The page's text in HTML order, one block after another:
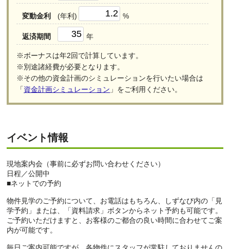
変動金利 (年利) %
返済期間 年
※ボーナスは年2回で計算しています。
※別途諸経費が必要となります。
※その他の資金計画のシミュレーションを行いたい場合は
「資金計画シミュレーション 」をご利用ください。
イベント情報
現地案内会（事前に必ずお問い合わせください）
日程／公開中
■ネットでの予約
物件見学のご予約について、お電話はもちろん、しずなび内の「見
学予約」または、「資料請求」ボタンからネット予約も可能です。
ご予約いただけますと、お客様のご都合の良い時間に合わせてご案
内が可能です。
毎日ご案内可能ですが、各物件にスタッフが常駐しておりませんの